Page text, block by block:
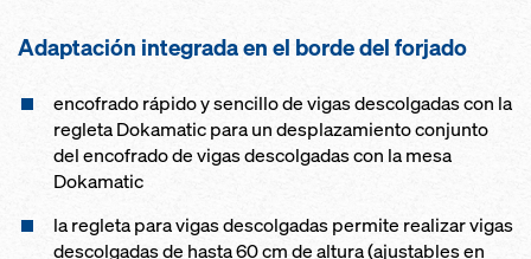
Adapta­ción integra­da en el borde del forja­do
encofrado rápido y sencillo de vigas descolgadas con la
regleta Dokamatic para un desplazamiento conjunto
del encofrado de vigas descolgadas con la mesa
Dokamatic
la regleta para vigas descolgadas permite realizar vigas
descolgadas de hasta 60 cm de altura (ajustables en